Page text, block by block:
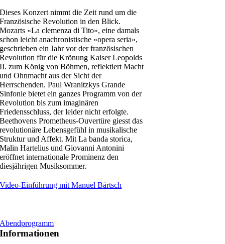
Dieses Konzert nimmt die Zeit rund um die
Französische Revolution in den Blick.
Mozarts «La clemenza di Tito», eine damals
schon leicht anachronistische «opera seria»,
geschrieben ein Jahr vor der französischen
Revolution für die Krönung Kaiser Leopolds
II. zum König von Böhmen, reflektiert Macht
und Ohnmacht aus der Sicht der
Herrschenden. Paul Wranitzkys Grande
Sinfonie bietet ein ganzes Programm von der
Revolution bis zum imaginären
Friedensschluss, der leider nicht erfolgte.
Beethovens Prometheus-Ouvertüre giesst das
revolutionäre Lebensgefühl in musikalische
Struktur und Affekt. Mit La banda storica,
Malin Hartelius und Giovanni Antonini
eröffnet internationale Prominenz den
diesjährigen Musiksommer.
Video-Einführung mit Manuel Bärtsch
Abendprogramm
Informationen